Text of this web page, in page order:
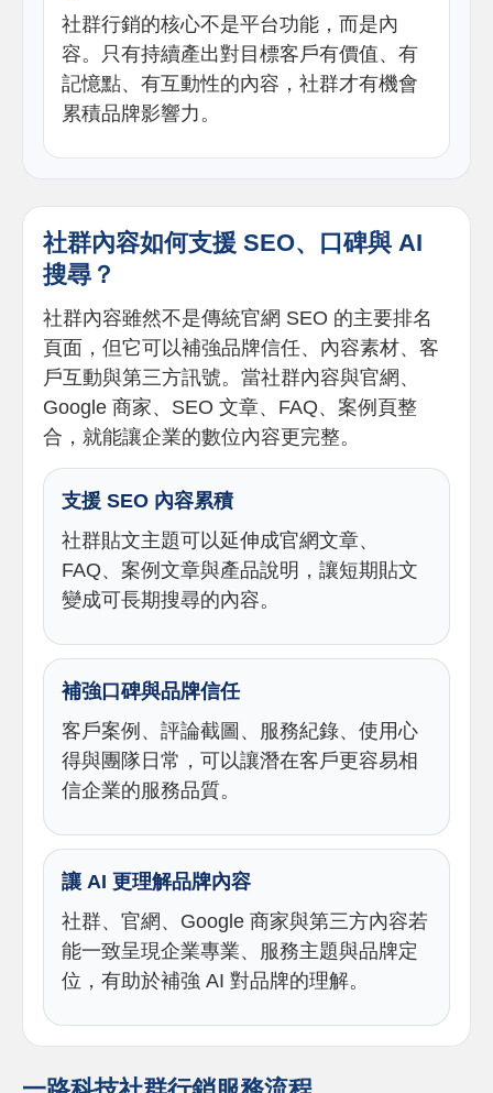
社群行銷的核心不是平台功能，而是內
容。只有持續產出對目標客戶有價值、有
記憶點、有互動性的內容，社群才有機會
累積品牌影響力。
社群內容如何支援 SEO、口碑與 AI
搜尋？
社群內容雖然不是傳統官網 SEO 的主要排名
頁面，但它可以補強品牌信任、內容素材、客
戶互動與第三方訊號。當社群內容與官網、
Google 商家、SEO 文章、FAQ、案例頁整
合，就能讓企業的數位內容更完整。
支援 SEO 內容累積
社群貼文主題可以延伸成官網文章、
FAQ、案例文章與產品說明，讓短期貼文
變成可長期搜尋的內容。
補強口碑與品牌信任
客戶案例、評論截圖、服務紀錄、使用心
得與團隊日常，可以讓潛在客戶更容易相
信企業的服務品質。
讓 AI 更理解品牌內容
社群、官網、Google 商家與第三方內容若
能一致呈現企業專業、服務主題與品牌定
位，有助於補強 AI 對品牌的理解。